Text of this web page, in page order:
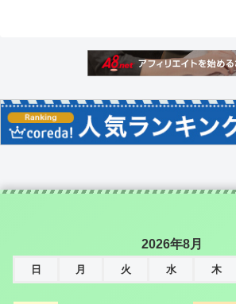
2026年8月
日 月 火 水 木